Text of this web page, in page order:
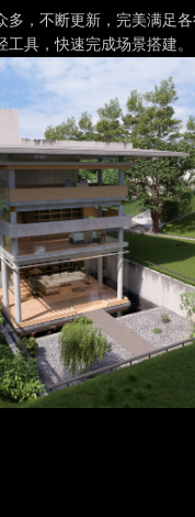
多，不断更新，完美满足
具，快速完成场景搭建。